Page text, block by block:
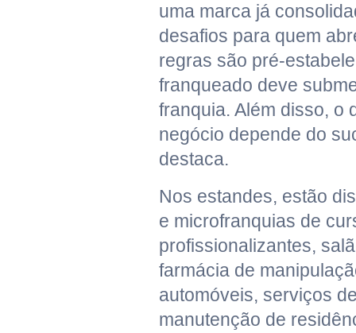
uma marca já
desafios para quem
regras são pré-
franqueado deve
franquia. Além disso, o
negócio depende do
destaca.
Nos estandes, estão
e microfranquias de
profissionalizantes,
farmácia de
automóveis, serviços
manutenção de